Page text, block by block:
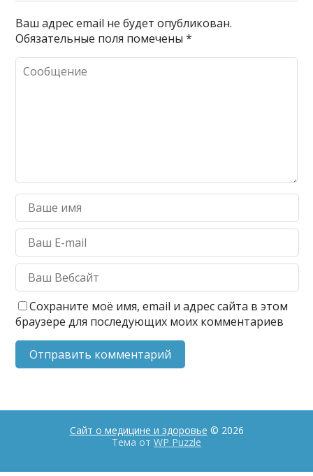
Ваш адрес email не будет опубликован.
Обязательные поля помечены*
Сохраните моё имя, email и адрес сайта в этом
браузере для последующих моих комментариев
Сайт о медицине и здоровье © 2026
Тема от WP Puzzle